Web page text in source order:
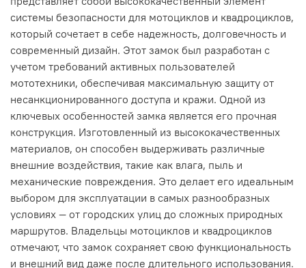
системы безопасности для мотоциклов и квадроциклов,
который сочетает в себе надежность, долговечность и
современный дизайн. Этот замок был разработан с
учетом требований активных пользователей
мототехники, обеспечивая максимальную защиту от
несанкционированного доступа и кражи. Одной из
ключевых особенностей замка является его прочная
конструкция. Изготовленный из высококачественных
материалов, он способен выдерживать различные
внешние воздействия, такие как влага, пыль и
механические повреждения. Это делает его идеальным
выбором для эксплуатации в самых разнообразных
условиях — от городских улиц до сложных природных
маршрутов. Владельцы мотоциклов и квадроциклов
отмечают, что замок сохраняет свою функциональность
и внешний вид даже после длительного использования.